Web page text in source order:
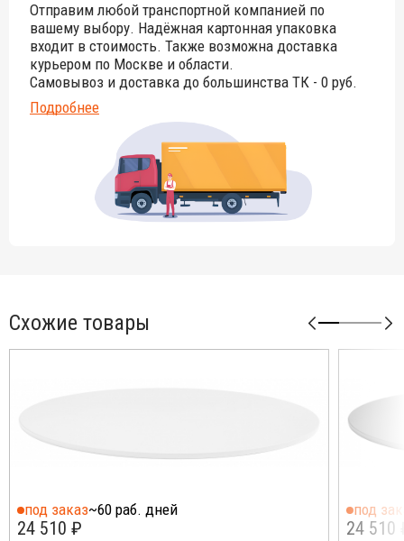
Отправим любой транспортной компанией по
вашему выбору. Надёжная картонная упаковка
входит в стоимость. Также возможна доставка
курьером по Москве и области.
Самовывоз и доставка до большинства ТК - 0 руб.
Подробнее
Схожие товары
под заказ~60 раб. дней
24 510 ₽
под
24 510